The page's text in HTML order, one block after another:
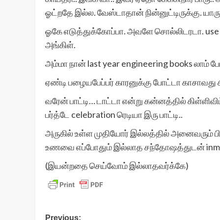
ஓட்றதே இல்ல. வேஸ்டாதான் நின்னுட்டிருக்கு.
ஓகே எடுத்துக்கோப்பா. அவளே சொல்லிடரடா.
அங்கிள்.
அம்மா நான் last year engineering books லாம்
ஏண்டி பழையபேப்பர் காரனுக்கு போட்டா காசாவது
வரேன் பாட்டி… டாட்டா என்று கன்னத்தில்
பர்த்டே celebration ரெடியா இரு பாட்டி..
அருகில் உள்ள முதியோர் இல்லத்தில் அனைவரும்
உணவை எப்போதும் இல்லாத சந்தோஷத்துடன்
(இயன்றதை செய்வோம் இல்லாதவர்க்கே)
Previous: